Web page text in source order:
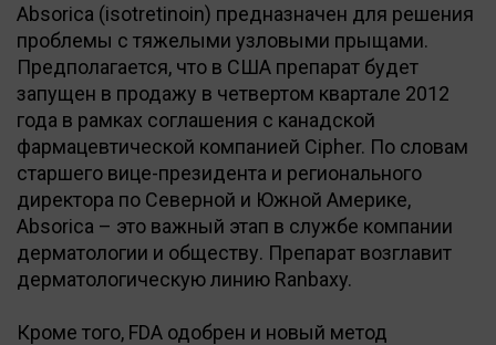
Absorica (isotretinoin) предназначен для решения
проблемы с тяжелыми узловыми прыщами.
Предполагается, что в США препарат будет
запущен в продажу в четвертом квартале 2012
года в рамках соглашения с канадской
фармацевтической компанией Cipher. По словам
старшего вице-президента и регионального
директора по Северной и Южной Америке,
Absorica – это важный этап в службе компании
дерматологии и обществу. Препарат возглавит
дерматологическую линию Ranbaxy.
Кроме того, FDA одобрен и новый метод